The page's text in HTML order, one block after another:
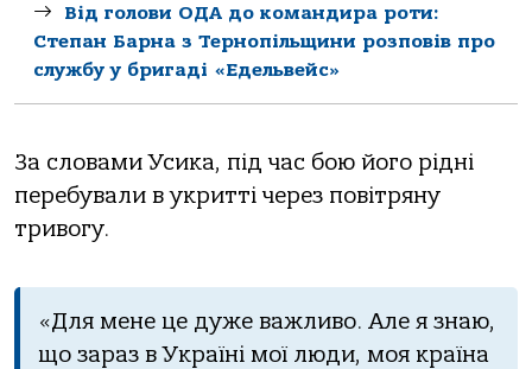
Від голови ОДА до командира роти:
Степан Барна з Тернопільщини розповів про
службу у бригаді «Едельвейс»
За словами Усика, під час бою його рідні
перебували в укритті через повітряну
тривогу.
«Для мене це дуже важливо. Але я знаю,
що зараз в Україні мої люди, моя країна